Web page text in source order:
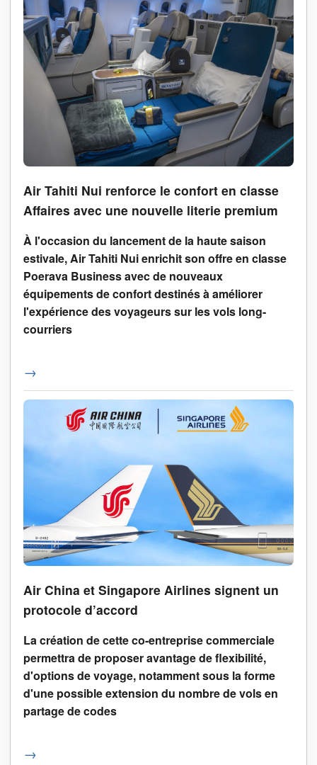
Air Tahiti Nui renforce le confort en classe
Affaires avec une nouvelle literie premium
À l'occasion du lancement de la haute saison
estivale, Air Tahiti Nui enrichit son offre en classe
Poerava Business avec de nouveaux
équipements de confort destinés à améliorer
l'expérience des voyageurs sur les vols long-
courriers
→
Air China et Singapore Airlines signent un
protocole d’accord
La création de cette co-entreprise commerciale
permettra de proposer avantage de flexibilité,
d'options de voyage, notamment sous la forme
d'une possible extension du nombre de vols en
partage de codes
→